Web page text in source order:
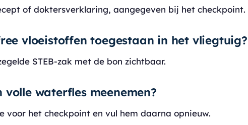
of doktersverklaring, aangegeven bij het checkpoint.
vloeistoffen toegestaan in het vliegtuig?
STEB-zak met de bon zichtbaar.
volle waterfles meenemen?
voor het checkpoint en vul hem daarna opnieuw.